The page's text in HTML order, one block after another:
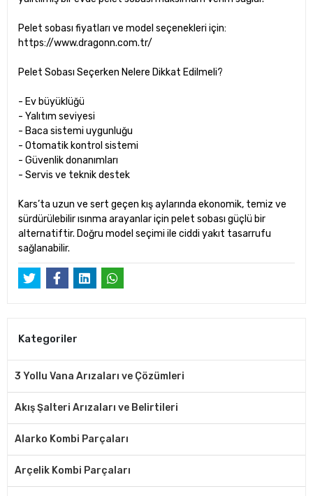
Pelet sobası fiyatları ve model seçenekleri için:
https://www.dragonn.com.tr/
Pelet Sobası Seçerken Nelere Dikkat Edilmeli?
- Ev büyüklüğü
- Yalıtım seviyesi
- Baca sistemi uygunluğu
- Otomatik kontrol sistemi
- Güvenlik donanımları
- Servis ve teknik destek
Kars’ta uzun ve sert geçen kış aylarında ekonomik, temiz ve
sürdürülebilir ısınma arayanlar için pelet sobası güçlü bir
alternatiftir. Doğru model seçimi ile ciddi yakıt tasarrufu
sağlanabilir.
Kategoriler
3 Yollu Vana Arızaları ve Çözümleri
Akış Şalteri Arızaları ve Belirtileri
Alarko Kombi Parçaları
Arçelik Kombi Parçaları